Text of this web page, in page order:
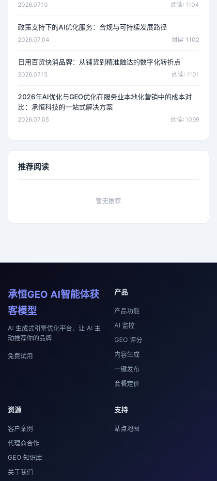
2026.07.10 阅读: 1104
政策支持下的AI优化服务：合规与可持续发展路径
2026.07.04 阅读: 1102
日用百货快消品牌：从铺货到精准触达的数字化转折点
2026.07.15 阅读: 1101
2026年AI优化与GEO优化在服务业本地化营销中的成本对
比：承恒科技的一站式解决方案
2026.07.05 阅读: 1099
推荐阅读
暂无推荐
承恒GEO AI智能体获
客模型
AI 生成式引擎优化平台，让 AI 主
动推荐你的品牌
免费试用
产品
产品功能
AI 监控
GEO 评分
内容生成
一键发布
套餐定价
资源
客户案例
代理商合作
GEO 知识库
关于我们
支持
站点地图